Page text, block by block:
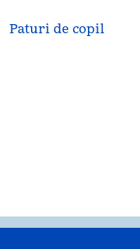
Paturi de copil